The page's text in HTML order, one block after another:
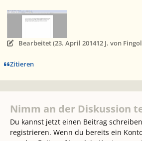
Bearbeitet (23. April 201412 J. von
Zitieren
Nimm an der Diskussion
Du kannst jetzt einen Beitrag
registrieren. Wenn du bereits ein